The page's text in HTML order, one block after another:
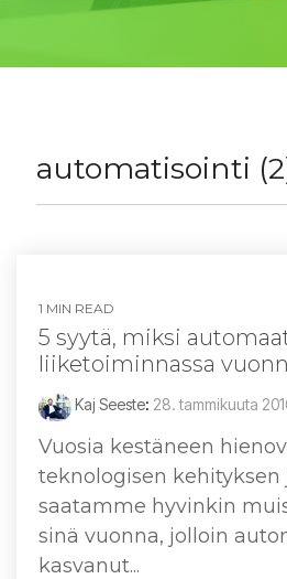
automatisointi
1 MIN READ
5 syytä, miksi
liiketoiminnassa
Kaj Seeste: 28. tammikuuta
Vuosia kestäneen
teknologisen kehityksen
saatamme hyvinkin
sinä vuonna, jolloin
kasvanut...